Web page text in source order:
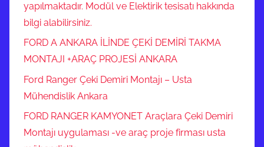
yapılmaktadır. Modül ve Elektirik tesisatı hakkında
bilgi alabilirsiniz.
FORD A ANKARA İLİNDE ÇEKİ DEMİRİ TAKMA
MONTAJI +ARAÇ PROJESİ ANKARA
Ford Ranger Çeki Demiri Montajı – Usta
Mühendislik Ankara
FORD RANGER KAMYONET Araçlara Çeki Demiri
Montajı uygulaması -ve araç proje firması usta